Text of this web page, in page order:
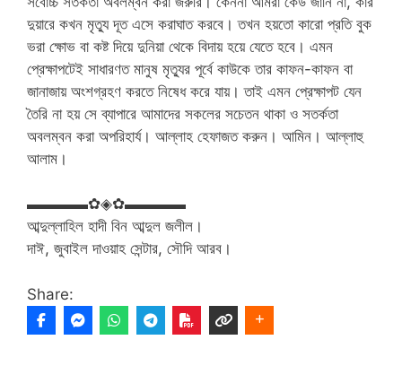
দুয়ারে কখন মৃত্যু দূত এসে করাঘাত করবে। তখন হয়তো কারো প্রতি বুক
ভরা ক্ষোভ বা কষ্ট দিয়ে দুনিয়া থেকে বিদায় হয়ে যেতে হবে। এমন
প্রেক্ষাপটেই সাধারণত মানুষ মৃত্যুর পূর্বে কাউকে তার কাফন-কাফন বা
জানাজায় অংশগ্রহণ করতে নিষেধ করে যায়। তাই এমন প্রেক্ষাপট যেন‌
তৈরি না‌ হয় সে ব্যাপারে আমাদের সকলের সচেতন থাকা ও সতর্কতা
অবলম্বন করা অপরিহার্য। আল্লাহ হেফাজত করুন।‌ আমিন। আল্লাহু
আলাম।
▬▬▬▬✿◈✿▬▬▬▬
আব্দুল্লাহিল হাদী বিন আব্দুল জলীল।
দাঈ, জুবাইল দাওয়াহ সেন্টার, সৌদি আরব।
Share: